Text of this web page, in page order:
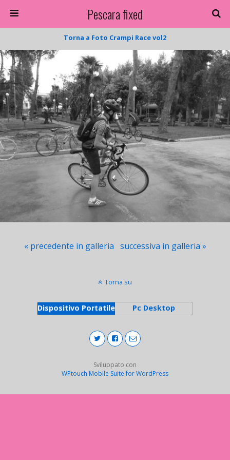
Pescara fixed
Torna a Foto Crampi Race vol2
« precedente in galleria successiva in galleria »
Torna su
Dispositivo Portatile Pc Desktop
Sviluppato con
WPtouch Mobile Suite for WordPress